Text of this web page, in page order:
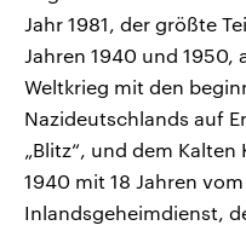
Jahr 1981, der größte
Jahren 1940 und 1950,
Weltkrieg mit den
Nazideutschlands auf
„Blitz“, und dem
1940 mit 18 Jahren
Inlandsgeheimdienst,